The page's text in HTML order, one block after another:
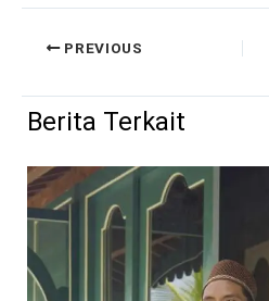
PREVIOUS
Berita Terkait